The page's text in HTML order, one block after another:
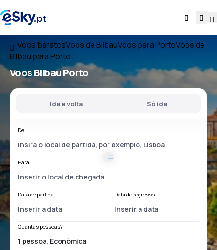
Voos baratosVoos de BilbauVoos para PortoVoos de
Bilbau para Porto
VoosBilbau Porto
Ida e volta Só ida
De
Para
Data de partida Data de regresso
Quantas pessoas?